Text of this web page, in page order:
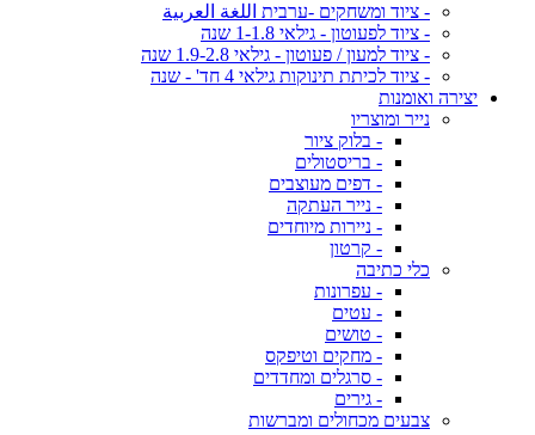
- ציוד ומשחקים -ערבית اللغة العربية
- ציוד לפעוטון - גילאי 1-1.8 שנה
- ציוד למעון / פעוטון - גילאי 1.9-2.8 שנה
- ציוד לכיתת תינוקות גילאי 4 חד' - שנה
יצירה ואומנות
נייר ומוצריו
- בלוק ציור
- בריסטולים
- דפים מעוצבים
- נייר העתקה
- ניירות מיוחדים
- קרטון
כלי כתיבה
- עפרונות
- עטים
- טושים
- מחקים וטיפקס
- סרגלים ומחדדים
- גירים
צבעים מכחולים ומברשות